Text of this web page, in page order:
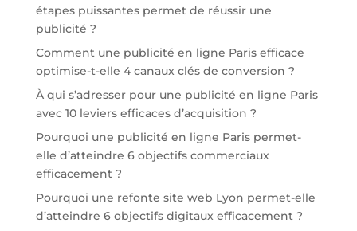
étapes puissantes permet de réussir une
publicité ?
Comment une publicité en ligne Paris efficace
optimise-t-elle 4 canaux clés de conversion ?
À qui s’adresser pour une publicité en ligne Paris
avec 10 leviers efficaces d’acquisition ?
Pourquoi une publicité en ligne Paris permet-
elle d’atteindre 6 objectifs commerciaux
efficacement ?
Pourquoi une refonte site web Lyon permet-elle
d’atteindre 6 objectifs digitaux efficacement ?